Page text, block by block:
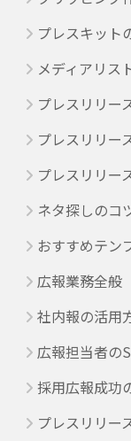
プレスキット
メディアリス
プレスリリー
プレスリリー
プレスリリー
ネタ探しのコ
おすすめテン
広報業務全般
社内報の活用
広報担当者の
採用広報成功
プレスリリー